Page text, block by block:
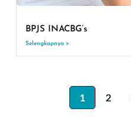
BPJS INACBG’s
Selengkapnya >
1 2